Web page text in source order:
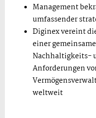
Management
umfassender
Diginex vereint
einer
Nachhaltigkeits-
Anforderungen
weltweit